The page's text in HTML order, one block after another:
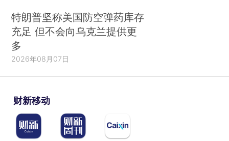
特朗普坚称美国防空弹药库存
充足 但不会向乌克兰提供更
多
2026年08月07日
财新移动